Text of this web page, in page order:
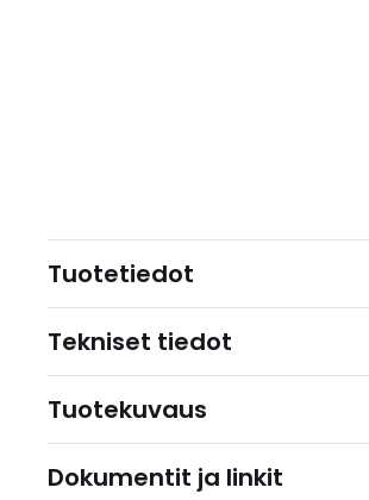
Tuotetiedot
Tekniset tiedot
Tuotekuvaus
Dokumentit ja linkit